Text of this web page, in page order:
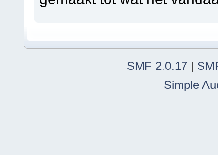
SMF 2.0.17 |
Simple